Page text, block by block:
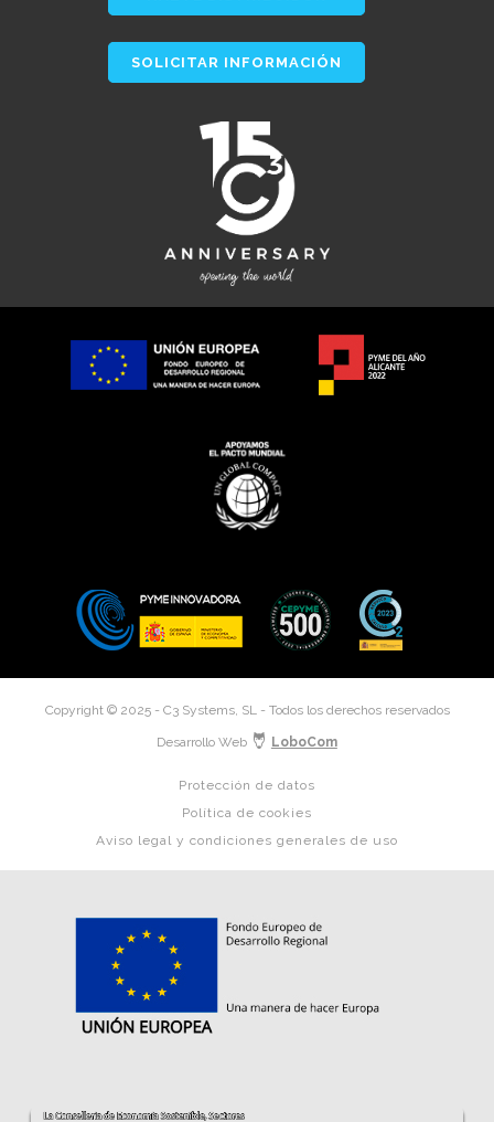
SOLICITAR INFORMACIÓN
Copyright © 2025 - C3 Systems, SL - Todos los derechos reservados
Desarrollo Web LoboCom
Protección de datos
Política de cookies
Aviso legal y condiciones generales de uso